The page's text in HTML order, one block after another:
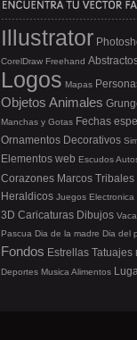
Illustrator
CorelDraw Freehand
Logos Mapas
Objetos Animales
Manchas y Gotas Fechas
Ornamentos Decorativos
Elementos web Escudos
Corazones Marcos Tribales
Heraldicos Juegos Electronica
3D Caricaturas Dibujos
Pascua Dia de la madre Dia del
Fondos Estrellas Tatuajes
Deportes Musica Alimentos